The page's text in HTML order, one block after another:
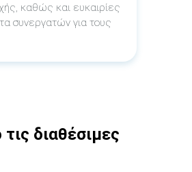
καθώς και ευκαιρίες
συνεργατών για τους
διαθέσιμες